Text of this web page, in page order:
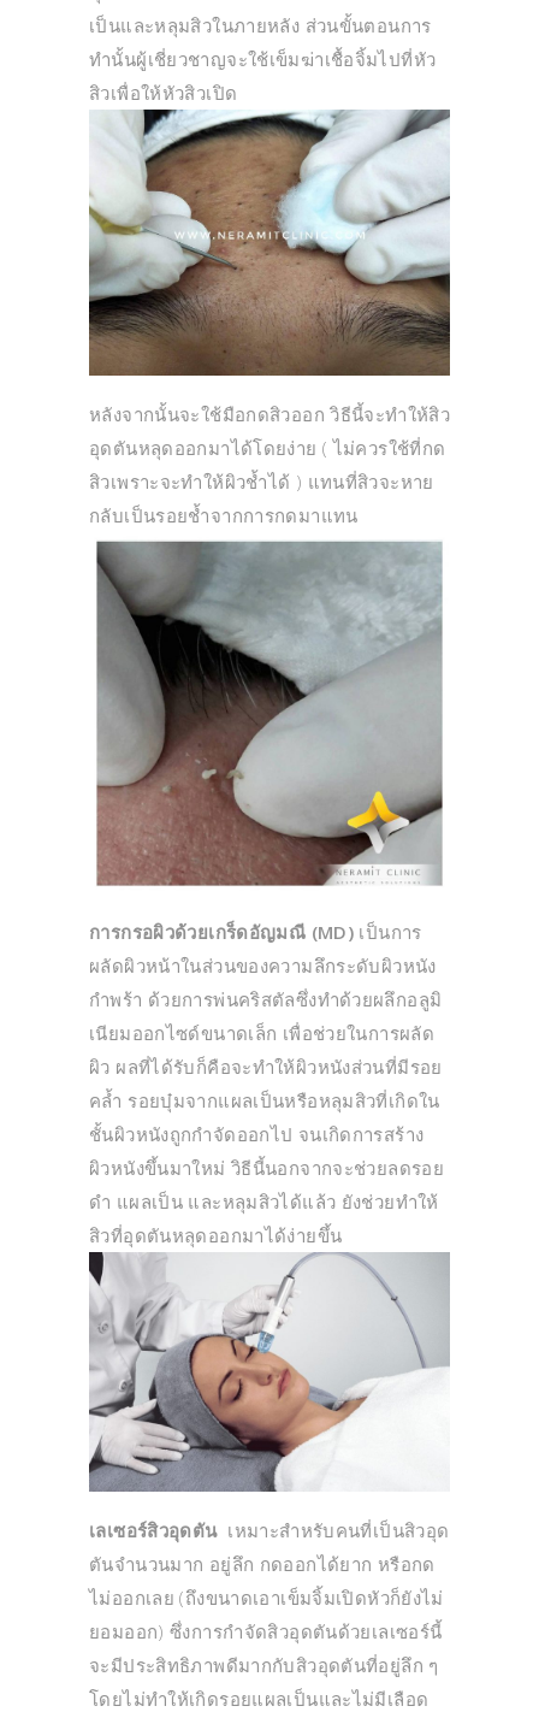
เป็นและหลุมสิวในภายหลัง ส่วนขั้นตอนการ
ทำนั้นผู้เชี่ยวชาญจะใช้เข็มฆ่าเชื้อจิ้มไปที่หัว
สิวเพื่อให้หัวสิวเปิด
หลังจากนั้นจะใช้มือกดสิวออก วิธีนี้จะทำให้สิว
อุดตันหลุดออกมาได้โดยง่าย ( ไม่ควรใช้ที่กด
สิวเพราะจะทำให้ผิวช้ำได้ ) แทนที่สิวจะหาย
กลับเป็นรอยช้ำจากการกดมาแทน
การกรอผิวด้วยเกร็ดอัญมณี (MD) เป็นการ
ผลัดผิวหน้าในส่วนของความลึกระดับผิวหนัง
กำพร้า ด้วยการพ่นคริสตัลซึ่งทำด้วยผลึกอลูมิ
เนียมออกไซด์ขนาดเล็ก เพื่อช่วยในการผลัด
ผิว ผลที่ได้รับก็คือจะทำให้ผิวหนังส่วนที่มีรอย
คล้ำ รอยบุ๋มจากแผลเป็นหรือหลุมสิวที่เกิดใน
ชั้นผิวหนังถูกกำจัดออกไป จนเกิดการสร้าง
ผิวหนังขึ้นมาใหม่ วิธีนี้นอกจากจะช่วยลดรอย
ดำ แผลเป็น และหลุมสิวได้แล้ว ยังช่วยทำให้
สิวที่อุดตันหลุดออกมาได้ง่ายขึ้น
เลเซอร์สิวอุดตันเหมาะสำหรับคนที่เป็นสิวอุด
ตันจำนวนมาก อยู่ลึก กดออกได้ยาก หรือกด
ไม่ออกเลย (ถึงขนาดเอาเข็มจิ้มเปิดหัวก็ยังไม่
ยอมออก) ซึ่งการกําจัดสิวอุดตันด้วยเลเซอร์นี้
จะมีประสิทธิภาพดีมากกับสิวอุดตันที่อยู่ลึก ๆ
โดยไม่ทำให้เกิดรอยแผลเป็นและไม่มีเลือด